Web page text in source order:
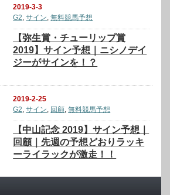
2019-3-3
G2,サイン,無料競馬予想
【弥生賞・チューリップ賞
2019】サイン予想｜ニシノデイ
ジーがサインを！？
2019-2-25
G2,サイン, 回顧,無料競馬予想
【中山記念 2019】サイン予想｜
回顧｜先週の予想どおりラッキ
ーライラックが激走！！